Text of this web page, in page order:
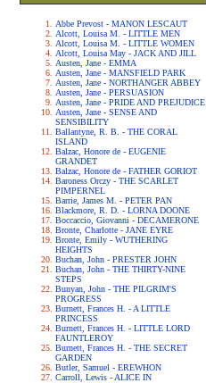
Abbe Prevost - MANON LESCAUT
Alcott, Louisa M. - LITTLE MEN
Alcott, Louisa M. - LITTLE WOMEN
Alcott, Louisa May - JACK AND JILL
Austen, Jane - EMMA
Austen, Jane - MANSFIELD PARK
Austen, Jane - NORTHANGER ABBEY
Austen, Jane - PERSUASION
Austen, Jane - PRIDE AND PREJUDICE
Austen, Jane - SENSE AND
SENSIBILITY
Ballantyne, R. B. - THE CORAL
ISLAND
Balzac, Honore de - EUGENIE
GRANDET
Balzac, Honore de - FATHER GORIOT
Baroness Orczy - THE SCARLET
PIMPERNEL
Barrie, James M. - PETER PAN
Blackmore, R. D. - LORNA DOONE
Boccaccio, Giovanni - DECAMERONE
Bronte, Charlotte - JANE EYRE
Bronte, Emily - WUTHERING
HEIGHTS
Buchan, John - PRESTER JOHN
Buchan, John - THE THIRTY-NINE
STEPS
Bunyan, John - THE PILGRIM'S
PROGRESS
Burnett, Frances H. - A LITTLE
PRINCESS
Burnett, Frances H. - LITTLE LORD
FAUNTLEROY
Burnett, Frances H. - THE SECRET
GARDEN
Butler, Samuel - EREWHON
Carroll, Lewis - ALICE IN